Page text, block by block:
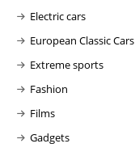
Electric cars
European Classic Cars
Extreme sports
Fashion
Films
Gadgets